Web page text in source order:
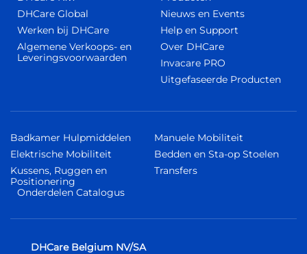
DHCare Global
Werken bij DHCare
Algemene Verkoops- en
Leveringsvoorwaarden
Nieuws en Events
Help en Support
Over DHCare
Invacare PRO
Uitgefaseerde Producten
Badkamer Hulpmiddelen
Elektrische Mobiliteit
Kussens, Ruggen en
Positionering
Manuele Mobiliteit
Bedden en Sta-op Stoelen
Transfers
Onderdelen Catalogus
DHCare Belgium NV/SA